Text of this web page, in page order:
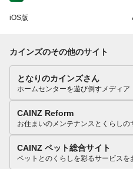
iOS版
カインズのその他のサイト
となりのカインズさん
ホームセンターを遊び倒すメディア
CAINZ Reform
お住まいのメンテナンスとくらしの
CAINZ ペット総合サイト
ペットとのくらしを彩るサービスを